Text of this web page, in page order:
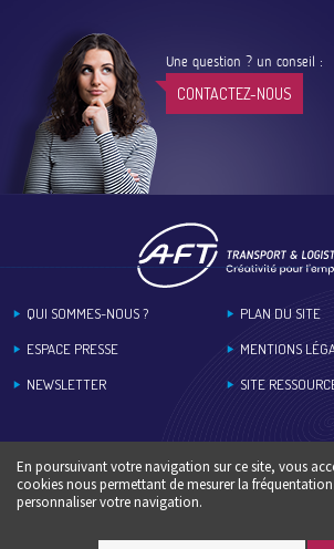
Une question ? un conseil :
CONTACTEZ-NOUS
QUI SOMMES-NOUS ?
ESPACE PRESSE
NEWSLETTER
PLAN DU SITE
MENTIONS
SITE
En poursuivant votre navigation sur ce site, vous
cookies nous permettant de mesurer la fréquentation
personnaliser votre navigation.